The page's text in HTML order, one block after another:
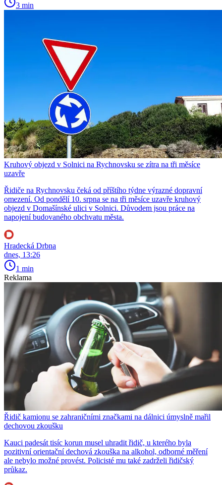
3 min
Kruhový objezd v Solnici na Rychnovsku se zítra na tři měsíce
uzavře
Řidiče na Rychnovsku čeká od příštího týdne výrazné dopravní
omezení. Od pondělí 10. srpna se na tři měsíce uzavře kruhový
objezd v Domašínské ulici v Solnici. Důvodem jsou práce na
napojení budovaného obchvatu města.
Hradecká Drbna
dnes, 13:26
1 min
Reklama
Řidič kamionu se zahraničními značkami na dálnici úmyslně mařil
dechovou zkoušku
Kauci padesát tisíc korun musel uhradit řidič, u kterého byla
pozitivní orientační dechová zkouška na alkohol, odborné měření
ale nebylo možné provést. Policisté mu také zadrželi řidičský
průkaz.